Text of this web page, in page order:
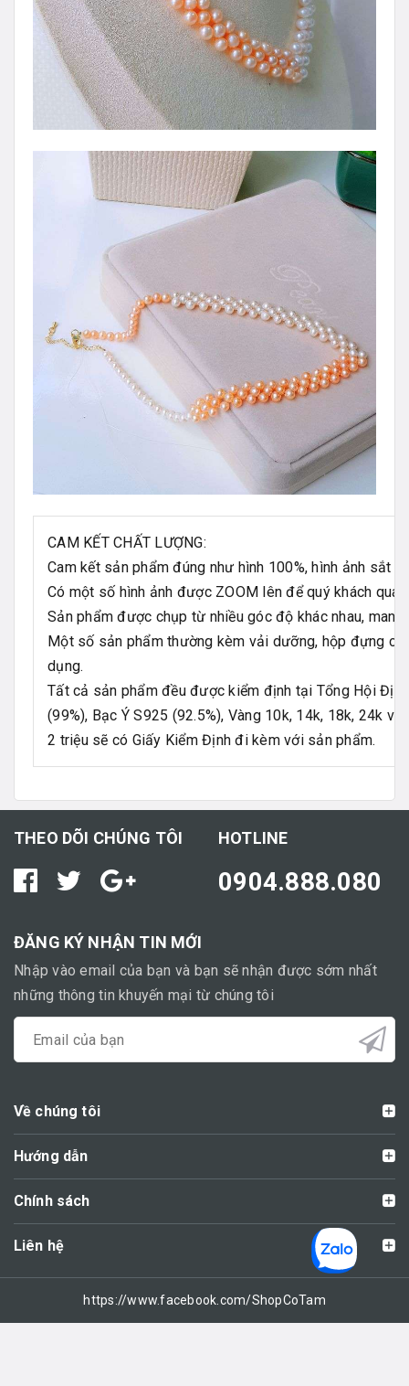
CAM KẾT CHẤT LƯỢNG:
Cam kết sản phẩm đúng như hình 100%, hình ảnh sắt
Có một số hình ảnh được ZOOM lên để quý khách
Sản phẩm được chụp từ nhiều góc độ khác nhau,
Một số sản phẩm thường kèm vải dưỡng, hộp đựng
dụng.
Tất cả sản phẩm đều được kiểm định tại Tổng Hội Địa
(99%), Bạc Ý S925 (92.5%), Vàng 10k, 14k, 18k, 24k
2 triệu sẽ có Giấy Kiểm Định đi kèm với sản phẩm.
THEO DÕI CHÚNG TÔI HOTLINE
0904.888.080
ĐĂNG KÝ NHẬN TIN MỚI
Nhập vào email của bạn và bạn sẽ nhận được sớm nhất
những thông tin khuyến mại từ chúng tôi
Về chúng tôi
Hướng dẫn
Chính sách
Liên hệ
https://www.facebook.com/ShopCoTam